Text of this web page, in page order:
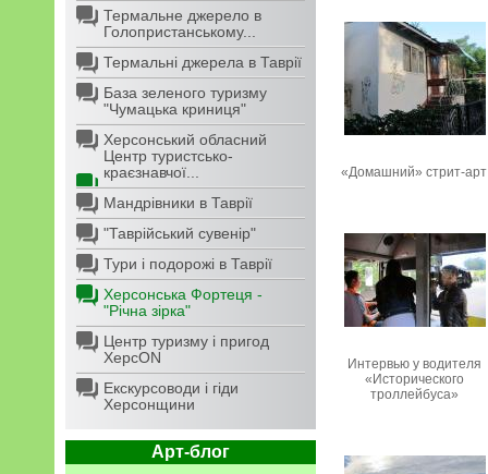
Термальне джерело в
Голопристанському...
Термальні джерела в Таврії
База зеленого туризму
"Чумацька криниця"
Херсонський обласний
Центр туристсько-
краєзнавчої...
Мандрівники в Таврії
"Таврійський сувенір"
Тури і подорожі в Таврії
Херсонська Фортеця -
"Річна зірка"
Центр туризму і пригод
ХерсON
Екскурсоводи і гіди
Херсонщини
Арт-блог
«Домашний» стрит-арт
Интервью у водителя
«Исторического
троллейбуса»